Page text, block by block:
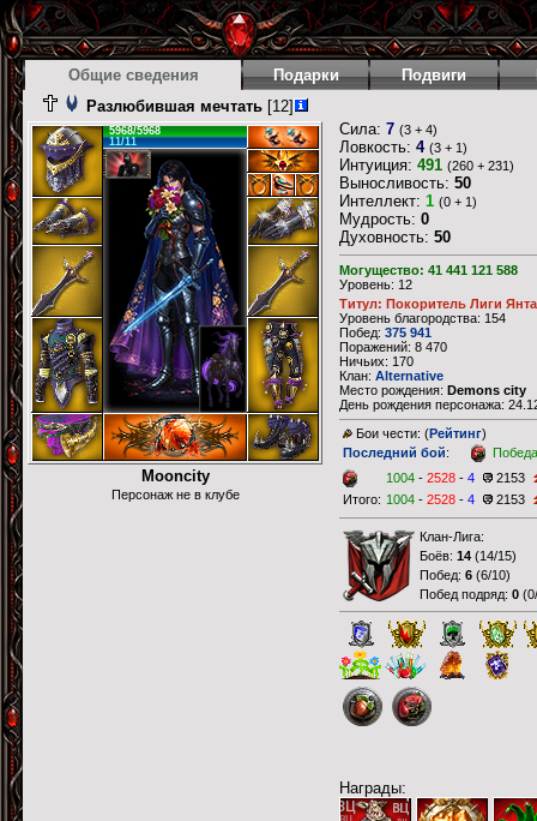
Общие сведения Подарки Подвиги
Разлюбившая мечтать[12]
5968/5968
11/11
Mooncity
Персонаж не в клубе
Сила: 7 (3 + 4)
Ловкость: 4 (3 + 1)
Интуиция: 491 (260 + 231)
Выносливость: 50
Интеллект: 1 (0 + 1)
Мудрость: 0
Духовность: 50
Могущество: 41 441 121 588
Уровень: 12
Титул: Покоритель Лиги
Уровень благородства: 154
Побед: 375 941
Поражений: 8 470
Ничьих: 170
Клан: Alternative
Место рождения: Demons city
День рождения персонажа:
Бои чести: (Рейтинг)
Последний бой:
Победа
1004 - 2528 - 4
2153
Итого: 1004 - 2528 - 4 2153
Клан-Лига:
Боёв: 14 (14/15)
Побед: 6 (6/10)
Побед подряд: 0 (
Награды: